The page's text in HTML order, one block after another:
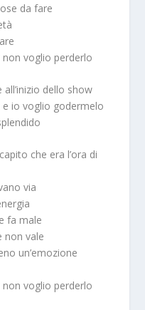
da fare
non voglio perderlo
dello show
io voglio godermelo
che era l’ora di
via
fa male
non vale
un’emozione
non voglio perderlo